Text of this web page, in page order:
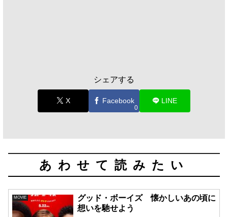
シェアする
X Facebook
0
LINE
あわせて読みたい
MOVIE
グッド・ボーイズ 懐かしいあの頃に
想いを馳せよう